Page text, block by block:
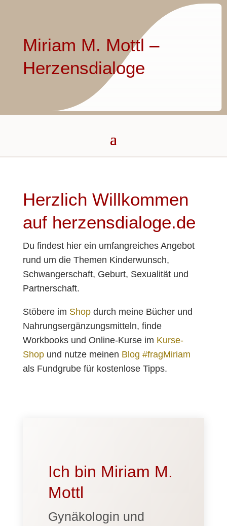
Miriam M. Mottl –
Herzensdialoge
Herzlich Willkommen
auf herzensdialoge.de
Du findest hier ein umfangreiches Angebot
rund um die Themen Kinderwunsch,
Schwangerschaft, Geburt, Sexualität und
Partnerschaft.
Stöbere im Shopdurch meine Bücher und
Nahrungsergänzungsmitteln, finde
Workbooks und Online-Kurse im Kurse-
Shopund nutze meinen Blog #fragMiriam
als Fundgrube für kostenlose Tipps.
Ich bin Miriam M.
Mottl
Gynäkologin und